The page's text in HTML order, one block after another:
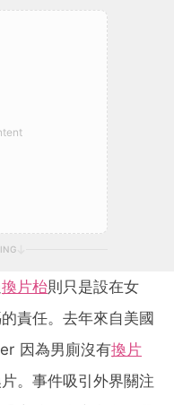
換片枱則只是設在女
責任。去年來自美國
因為男廁沒有換片
。事件吸引外界關注